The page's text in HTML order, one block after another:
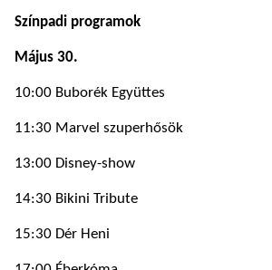
Színpadi programok
Május 30.
10:00 Buborék Együttes
11:30 Marvel szuperhősök
13:00 Disney-show
14:30 Bikini Tribute
15:30 Dér Heni